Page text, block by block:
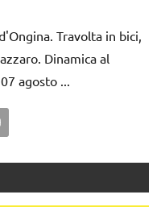
Travolta in bici,
Dinamica al
agosto ...